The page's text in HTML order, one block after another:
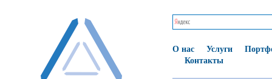
О нас Услуги
Контакты